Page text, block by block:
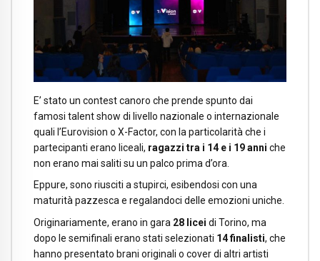
E’ stato un contest canoro che prende spunto dai
famosi talent show di livello nazionale o internazionale
quali l’Eurovision o X-Factor, con la particolarità che i
partecipanti erano liceali, ragazzi tra i 14 e i 19 anni che
non erano mai saliti su un palco prima d’ora.
Eppure, sono riusciti a stupirci, esibendosi con una
maturità pazzesca e regalandoci delle emozioni uniche.
Originariamente, erano in gara 28 licei di Torino, ma
dopo le semifinali erano stati selezionati 14 finalisti, che
hanno presentato brani originali o cover di altri artisti